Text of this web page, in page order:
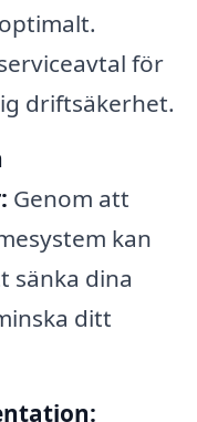
för
driftsäkerhet.
Genom att
kan
sänka dina
ditt